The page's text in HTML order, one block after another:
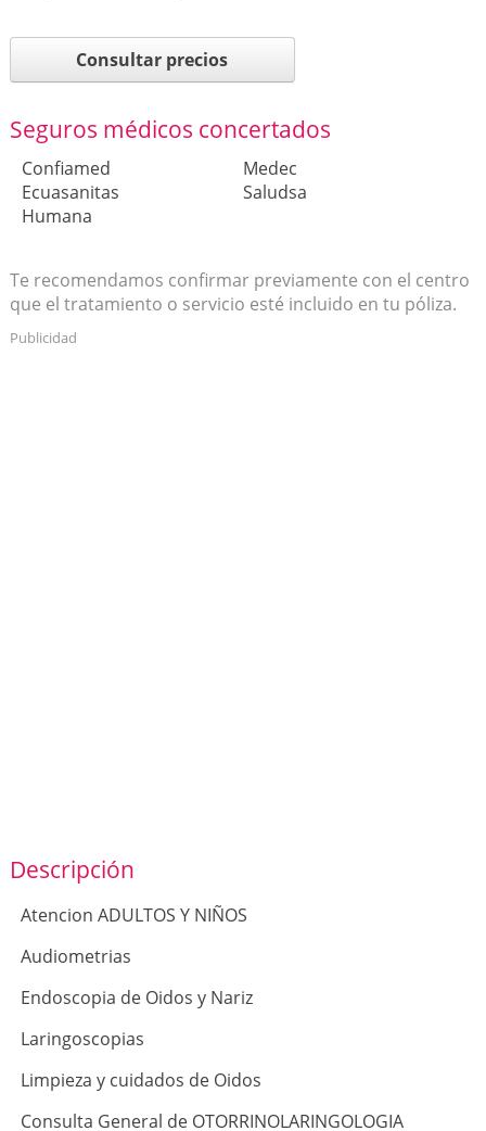
Consultar precios
Seguros médicos concertados
Confiamed
Ecuasanitas
Humana
Medec
Saludsa
Te recomendamos confirmar previamente con el centro
que el tratamiento o servicio esté incluido en tu póliza.
Publicidad
Descripción
Atencion ADULTOS Y NIÑOS
Audiometrias
Endoscopia de Oidos y Nariz
Laringoscopias
Limpieza y cuidados de Oidos
Consulta General de OTORRINOLARINGOLOGIA